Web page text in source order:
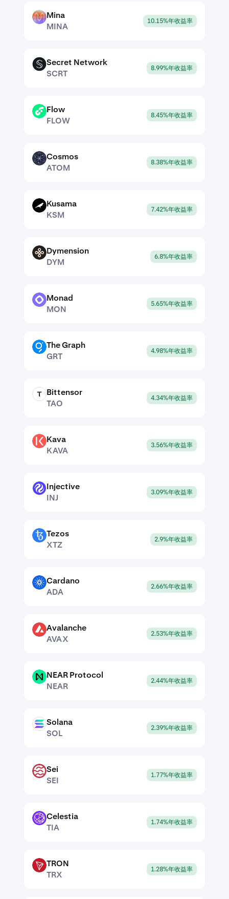
MINA
Mina
MINA
10.15%年收益率
SCRT
Secret Network
SCRT
8.99%年收益率
FLOW
Flow
FLOW
8.45%年收益率
ATOM Cosmos
ATOM
8.38%年收益率
KSM
Kusama
KSM
7.42%年收益率
DYM
Dymension
DYM
6.8%年收益率
MON
Monad
MON
5.65%年收益率
GRT
The Graph
GRT
4.98%年收益率
TAO
Bittensor
TAO
4.34%年收益率
KAVA
Kava
KAVA
3.56%年收益率
INJ
Injective
INJ
3.09%年收益率
XTZ
Tezos
XTZ
2.9%年收益率
ADA
Cardano
ADA
2.66%年收益率
AVAX
Avalanche
AVAX
2.53%年收益率
NEAR
NEAR Protocol
NEAR
2.44%年收益率
SOL
Solana
SOL
2.39%年收益率
SEI
Sei
SEI
1.77%年收益率
TIA
Celestia
TIA
1.74%年收益率
TRX
TRON
TRX
1.28%年收益率